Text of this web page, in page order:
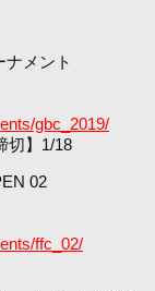
メント
gbc_2019/
切】1/18
02
ffc_02/